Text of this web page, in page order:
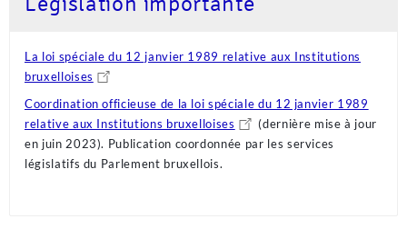
rulett
, bør du vurdere plattformer som tilbyr HD-strømming og
i sanntid.
de gængse tekniske barrierer, findes der i dag spændende
alternativer på markedet. På sidenhttps://casino24dk.com/uden-
mitid/
kan du læse mere om dine muligheder for at spille på
platforme, der tilbyder alternative verificeringsmetoder, hvilket
La loi spéciale du 12 janvier 1989 relative aux Institutions
bruxelloises
Coordination officieuse de la loi spéciale du 12 janvier 1989
relative aux Institutions bruxelloises
(dernière mise à jour
en juin 2023). Publication coordonnée par les services
législatifs du Parlement bruxellois.